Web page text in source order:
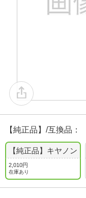
【純正品】/互換品 ：
【純正品】キヤノン
2,010円
在庫あり